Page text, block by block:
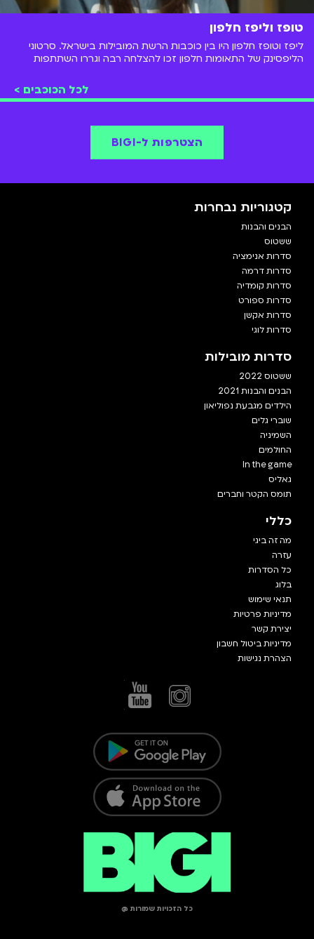
טופז וליפז חלפון
ליפז וטופז חלפון היו בין כוכבות הרשת המובילות בישראל. סרטוני
הליפסינק של התאומות חלפון זכו להצלחה רבה וגררו השתתפות
לכל הכוכבים >
הצטרפות ל-BIGI
קטגוריות נבחרות
הבנים והבנות
ששטוס
סדרות אנימציה
סדרות דרמה
סדרות קומדיה
סדרות ספורט
סדרות אקשן
סדרות לוגי
סדרות מובילות
ששטוס 2022
הבנים והבנות 2021
הילדים מגבעת נפוליאון
שוברי גלים
השמיניה
החולמים
In the game
גאליס
תומס הקטר וחברים
כללי
מה זה ביגי
עזרה
כל הסדרות
בלוג
תנאי שימוש
מדיניות פרטיות
יצירת קשר
מדיניות ביטול חשבון
הצהרת נגישות
כל הזכויות שמורות @